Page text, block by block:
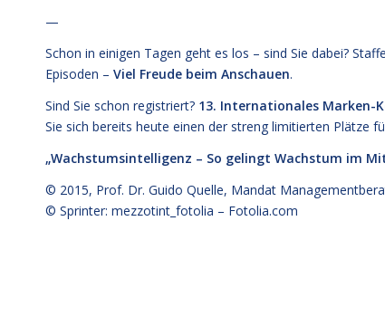
—
Schon in einigen Tagen geht es los – sind Sie dabei?
Episoden – Viel Freude beim Anschauen.
Sind Sie schon registriert? 13. Internationales Marken-
Sie sich bereits heute einen der streng limitierten Plätze
„Wachstumsintelligenz – So gelingt Wachstum im
© 2015, Prof. Dr. Guido Quelle, Mandat
© Sprinter: mezzotint_fotolia – Fotolia.com